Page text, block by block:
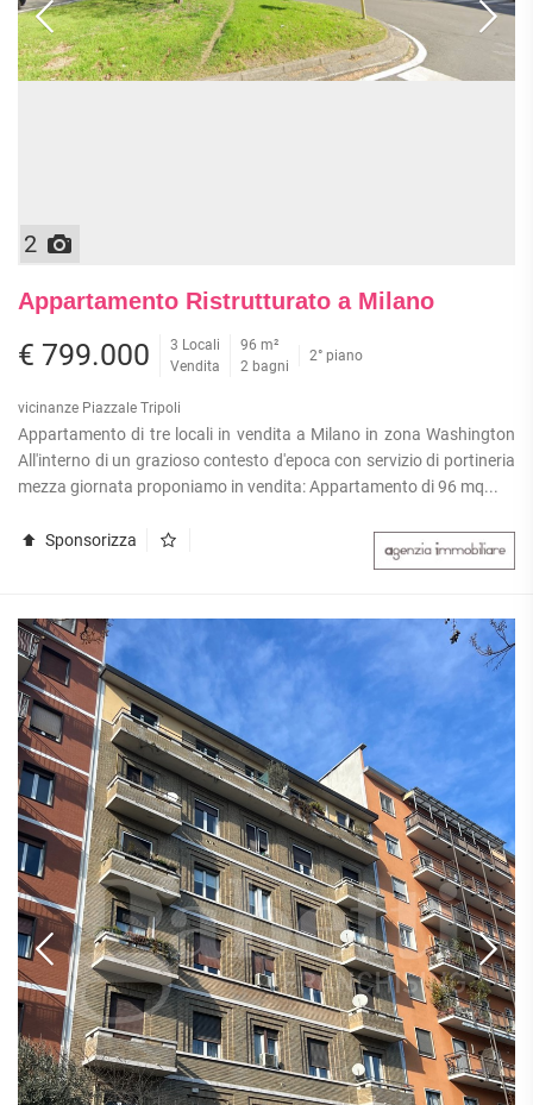
QUADRILOCALI
ATTICI
STANZE
CASALI
UFFICI
ATTIVITÀ
COMMERCIALI
APPARTAMENTI
PIANO
ALTO
APPARTAMENTI
METROPOLITANA
SCHIERA
2
Appartamento Ristrutturato a Milano
€ 799.000
3 Locali
Vendita
96 m²
2 bagni
2° piano
vicinanze Piazzale Tripoli
Appartamento di tre locali in vendita a Milano in zona Washington
All'interno di un grazioso contesto d'epoca con servizio di portineria
mezza giornata proponiamo in vendita: Appartamento di 96 mq...
Sponsorizza